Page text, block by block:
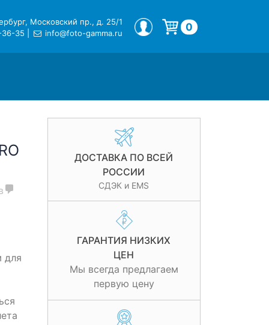
Московский пр., д. 25/1
36-35
info@foto-gamma.ru
МОЙ ПРОФИЛЬ 0
ДОСТАВКА ПО ВСЕЙ
РОССИИ
СДЭК и EMS
ГАРАНТИЯ НИЗКИХ
ЦЕН
Мы всегда предлагаем
первую цену
для